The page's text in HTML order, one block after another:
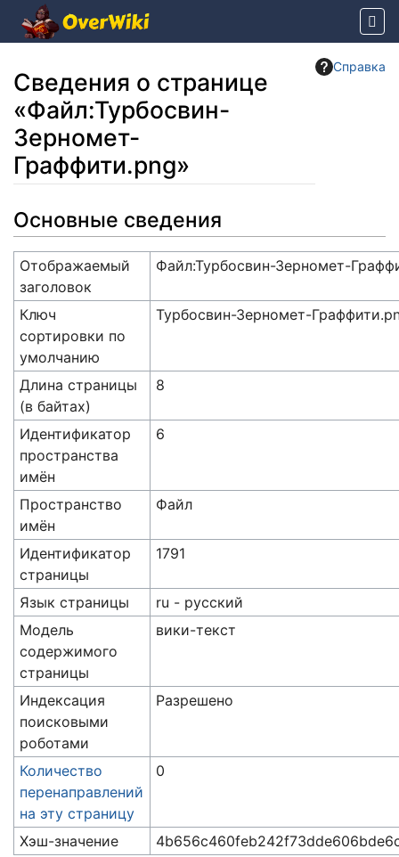
Справка
Сведения о странице
«Файл:Турбосвин-
Зерномет-
Граффити.png»
Перейти к:
Основные сведения
Отображаемый
заголовок
Файл:Турбосвин-Зерномет-
Ключ
сортировки по
умолчанию
Турбосвин-Зерномет-
Длина страницы
(в байтах)
8
Идентификатор
пространства
имён
6
Пространство
имён
Файл
Идентификатор
страницы
1791
Язык страницы
ru - русский
Модель
содержимого
страницы
вики-текст
Индексация
поисковыми
роботами
Разрешено
Количество
перенаправлений
на эту страницу
0
Хэш-значение